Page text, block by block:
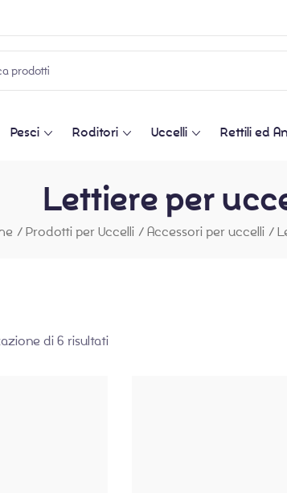
Pesci Roditori Uccelli Rettili ed
Lettiere per
/ Prodotti per Uccelli / Accessori per uccelli /
di 6 risultati